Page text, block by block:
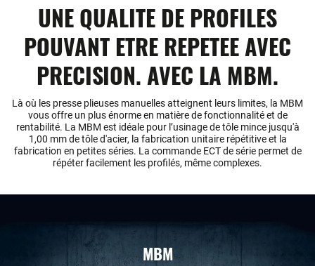
UNE QUALITE DE PROFILES
POUVANT ETRE REPETEE AVEC
PRECISION. AVEC LA MBM.
Là où les presse plieuses manuelles atteignent leurs limites, la MBM
vous offre un plus énorme en matière de fonctionnalité et de
rentabilité. La MBM est idéale pour l’usinage de tôle mince jusqu'à
1,00 mm de tôle d'acier, la fabrication unitaire répétitive et la
fabrication en petites séries. La commande ECT de série permet de
répéter facilement les profilés, même complexes.
MBM